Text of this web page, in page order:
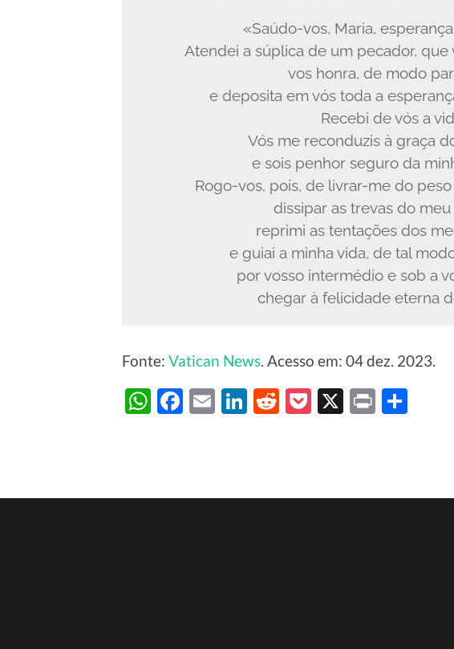
«Saúdo-vos, Maria,
Atendei a súplica de um pecador, que
vos honra, de modo
e deposita em vós toda a
Recebi de vós a
Vós me reconduzis à graça
e sois penhor seguro da
Rogo-vos, pois, de livrar-me do
dissipar as trevas do meu
reprimi as tentações dos
e guiai a minha vida, de tal
por vosso intermédio e sob a
chegar à felicidade eterna
Fonte: Vatican News. Acesso em: 04 dez. 2023.
WhatsApp
Facebook
EmailLinkedIn
Reddit
Pocket
X Print